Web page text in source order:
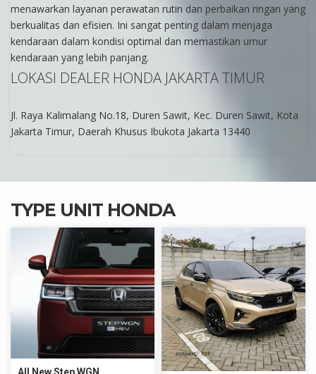
menawarkan layanan perawatan rutin dan perbaikan ringan yang
berkualitas dan efisien. Ini sangat penting dalam menjaga
kendaraan dalam kondisi optimal dan memastikan umur
kendaraan yang lebih panjang.
LOKASI DEALER HONDA JAKARTA TIMUR
Jl. Raya Kalimalang No.18, Duren Sawit, Kec. Duren Sawit, Kota
Jakarta Timur, Daerah Khusus Ibukota Jakarta 13440
TYPE UNIT HONDA